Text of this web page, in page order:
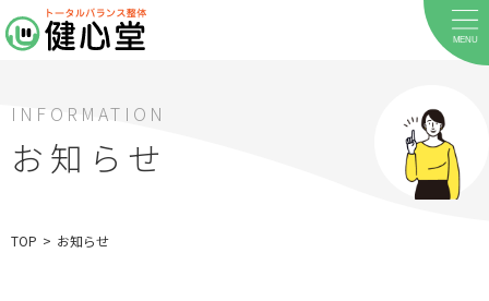
MENU
INFORMATION
お知らせ
TOP > お知らせ